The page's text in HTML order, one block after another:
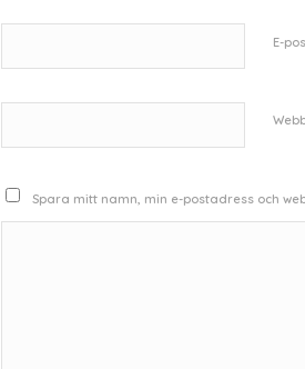
E-
Spara mitt namn, min e-postadress och